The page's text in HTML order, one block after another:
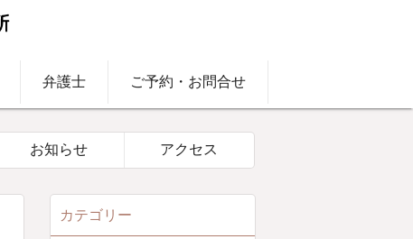
弁護士 ご予約・お問合せ
お知らせ アクセス
カテゴリー